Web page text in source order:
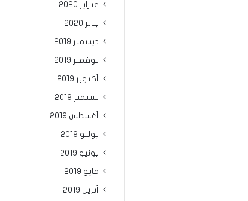
فبراير 2020
يناير 2020
ديسمبر 2019
نوفمبر 2019
أكتوبر 2019
سبتمبر 2019
أغسطس 2019
يوليو 2019
يونيو 2019
مايو 2019
أبريل 2019